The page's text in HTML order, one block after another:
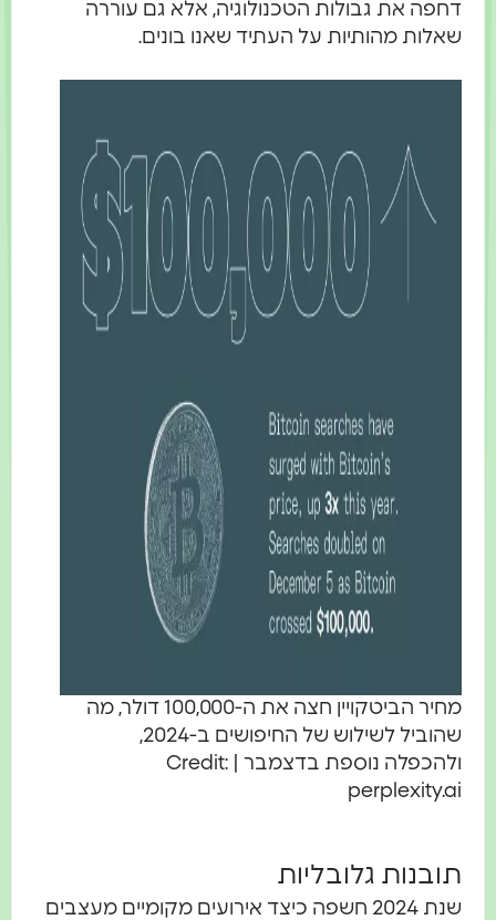
דחפה את גבולות הטכנולוגיה, אלא גם עוררה
שאלות מהותיות על העתיד שאנו בונים.
מחיר הביטקויין חצה את ה-100,000 דולר, מה
שהוביל לשילוש של החיפושים ב-2024,
ולהכפלה נוספת בדצמבר | Credit:
perplexity.ai
תובנות גלובליות
שנת 2024 חשפה כיצד אירועים מקומיים מעצבים